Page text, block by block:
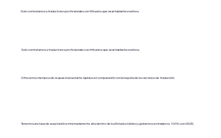
Solo contratamos a traductores profesionales certificados que sean hablantes nativos.
Solo contratamos a traductores profesionales certificados que sean hablantes nativos.
Ofrecemos tiempos de respuesta bastante rápidos en comparación con la mayoría de los servicios de traducción.
Tenemos una tasa de aceptación extremadamente alta dentro de los Estados Unidos y gobiernos extranjeros. 100% con USCIS.